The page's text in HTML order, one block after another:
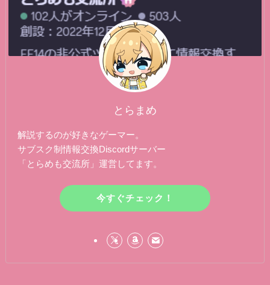
とらまめ
解説するのが好きなゲーマー。
サブスク制情報交換Discordサーバー
「とらめも交流所」運営してます。
今すぐチェック！